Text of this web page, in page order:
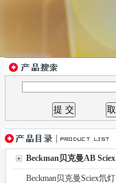
Beckman贝克曼AB Sciex
Beckman贝克曼Sciex氘灯